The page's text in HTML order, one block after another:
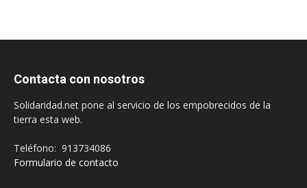
Contacta con nosotros
Solidaridad.net pone al servicio de los empobrecidos de la
tierra esta web.
Teléfono: 913734086
Formulario de contacto